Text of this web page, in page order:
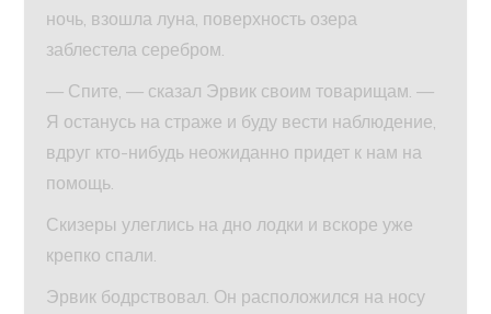
ночь, взошла луна, поверхность озера
заблестела серебром.
— Спите, — сказал Эрвик своим товарищам. —
Я останусь на страже и буду вести наблюдение,
вдруг кто-нибудь неожиданно придет к нам на
помощь.
Скизеры улеглись на дно лодки и вскоре уже
крепко спали.
Эрвик бодрствовал. Он расположился на носу